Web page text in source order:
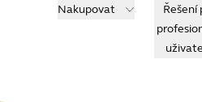
Nakupovat
Řešení